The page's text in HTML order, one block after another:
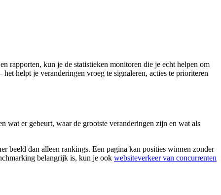
rapporten, kun je de statistieken monitoren die je echt helpen om
helpt je veranderingen vroeg te signaleren, acties te prioriteren
wat er gebeurt, waar de grootste veranderingen zijn en wat als
beeld dan alleen rankings. Een pagina kan posities winnen zonder
belangrijk is, kun je ook websiteverkeer van concurrenten